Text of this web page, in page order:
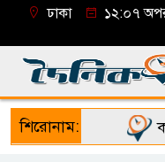
ঢাকা
১২:০৭
শিরোনাম: